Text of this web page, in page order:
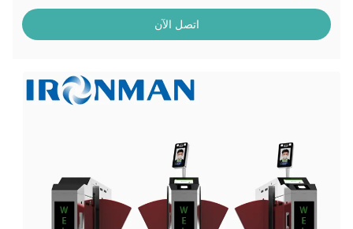
اتصل الآن